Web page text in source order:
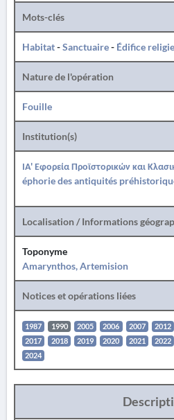
Mots-clés
Habitat-Sanctuaire- Édifice
Nature de l'opération
Fouille
Institution(s)
ΙΑ' Εφορεία Προϊστορικών και
éphorie des antiquités
Localisation / Informations
Toponyme
Amarynthos, Artemision
Notices et opérations liées
1987 1990 2005 2006 2007 2012
2017
2018 2019 2020 2021 2022
2024